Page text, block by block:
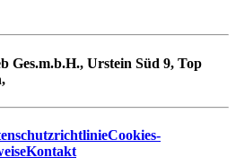
Ges.m.b.H., Urstein Süd 9, Top
Cookies-
Kontakt